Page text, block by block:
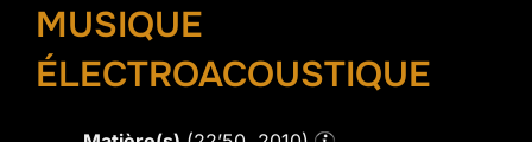
MUSIQUE
ÉLECTROACOUSTIQUE